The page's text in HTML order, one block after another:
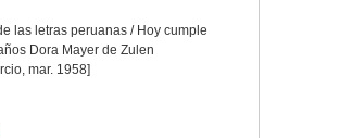
las letras peruanas / Hoy cumple
Dora Mayer de Zulen
mar. 1958]